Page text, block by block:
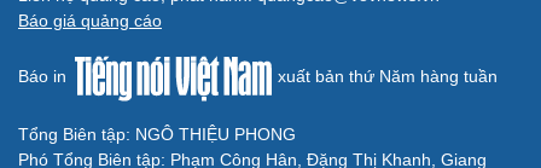
Tư vấn
check-in
Câu chuyện thời sự
Cửa sổ tình yêu
Kể chuyện cho bé
Báo giá quảng cáo
Báo in xuất bản thứ Năm hàng tuần
Tổng Biên tập: NGÔ THIỆU PHONG
Phó Tổng Biên tập: Phạm Công Hân, Đặng Thị Khanh, Giang